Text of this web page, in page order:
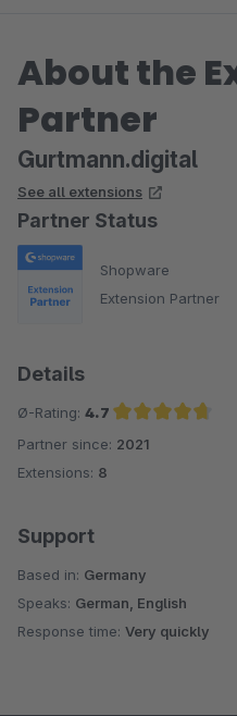
About the
Partner
Gurtmann.digital
See all extensions
Partner Status
Shopware
Extension Partner
Details
Ø-Rating: 4.7
Average rating of 4.7 out of 5 stars
Partner since: 2021
Extensions: 8
Support
Based in: Germany
Speaks: German, English
Response time: Very quickly